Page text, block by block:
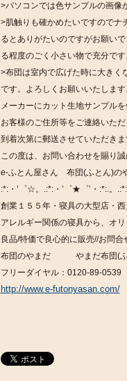
>パソコンでは色サンプルの画像
>肌触りも確かめたいですのでナ
るとありがたいのですがお願い
る程度のごく小さい物で充分です
>布団は室内で広げた時に大きく
です。よろしくお願いいたします
メーカーにカット生地サンプル
お客様のご住所等をご連絡いた
到着次第に郵送させていただきま
この度は、お問い合わせを賜り
e-ふとん屋さん 布団(ふとん)の
:*:・’゜☆。.:*:・’゜★゜’・:*:.。
創業１５５年・寝具の大型店・
アレルギー関係の寝具から、オ
良品/特価で良心的に販売//お問合
布団のやまだ やまだ布団(ふ
フリーダイヤル：0120-89-0539
http://www.e-futonyasan.com/